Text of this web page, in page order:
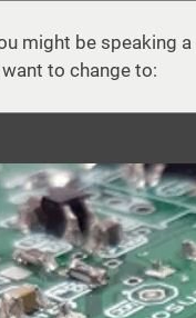
might be speaking
want to change to:
-